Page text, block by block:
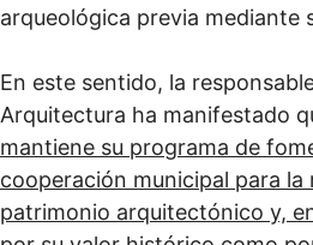
arqueológica previa mediante
En este sentido, la
Arquitectura ha manifestado
mantiene su programa de
cooperación municipal para la
patrimonio arquitectónico y,